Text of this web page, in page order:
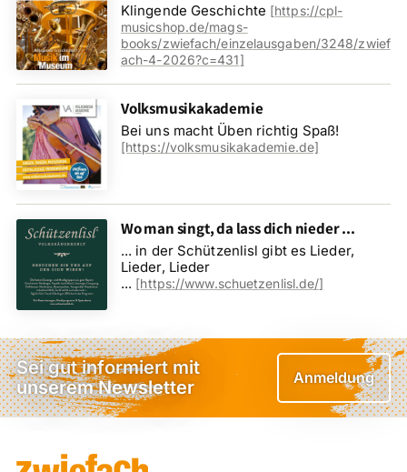
Klingende Geschichte [https://cpl-
musicshop.de/mags-
books/zwiefach/einzelausgaben/3248/zwief
ach-4-2026?c=431]
Volksmusikakademie
Bei uns macht Üben richtig Spaß!
[https://volksmusikakademie.de]
Wo man singt, da lass dich nieder ...
... in der Schützenlisl gibt es Lieder,
Lieder, Lieder
... [https://www.schuetzenlisl.de/]
Sei gut informiert mit
unserem Newsletter
Anmeldung